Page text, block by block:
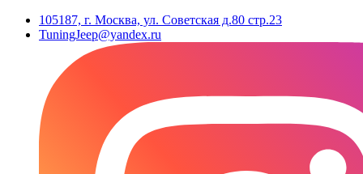
105187, г. Москва, ул. Советская д.80 стр.23
TuningJeep@yandex.ru